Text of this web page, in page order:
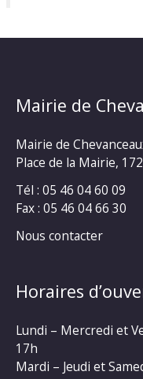
Mairie de
Mairie de
Place de la Mairie,
Tél : 05 46 04 60 09
Fax : 05 46 04 66 30
Nous contacter
Horaires
Lundi – Mercredi et
17h
Mardi – Jeudi et